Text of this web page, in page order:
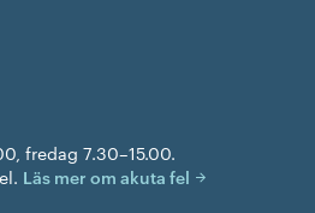
fredag 7.30–15.00.
Läs mer om akuta fel